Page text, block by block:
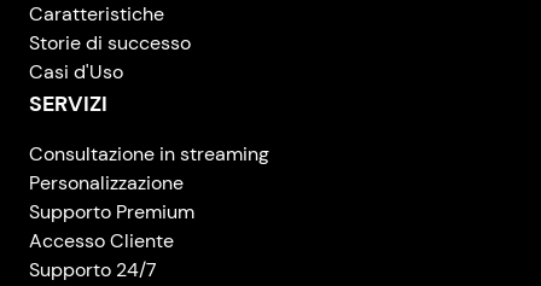
Caratteristiche
Storie di successo
Casi d'Uso
SERVIZI
Consultazione in streaming
Personalizzazione
Supporto Premium
Accesso Cliente
Supporto 24/7